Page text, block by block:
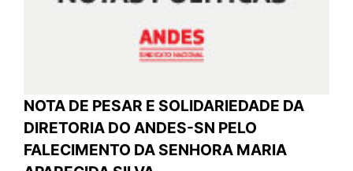
NOTA DE PESAR E SOLIDARIEDADE DA
DIRETORIA DO ANDES-SN PELO
FALECIMENTO DA SENHORA MARIA